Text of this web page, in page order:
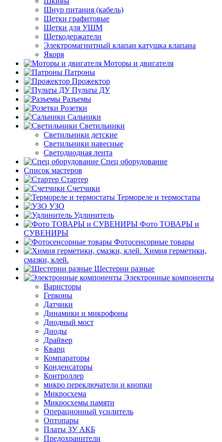
Шнур питания (кабель)
Щетки графитовые
Щетки для УШМ
Щеткодержатели
Электромагнитный клапан катушка клапана
Якоря
Моторы и двигателя
Патроны
Прожектор
Пульты ДУ
Разъемы
Розетки
Сальники
Светильники
Светильники детские
Светильники навесные
Светодиодная лента
Спец оборудование
Список мастеров
Стартер
Счетчики
Термореле и термостаты
УЗО
Удлинитель
Фото ТОВАРЫ и
СУВЕНИРЫ
Фотосенсорные товары
Химия герметики,
смазки, клей.
Шестерни разные
Электронные компоненты
Варисторы
Герконы
Датчики
Динамики и микрофоны
Диодный мост
Диоды
Драйвер
Кварц
Компараторы
Конденсаторы
Контроллер
микро переключатели и кнопки
Микросхема
Микросхемы памяти
Операционный усилитель
Оптопары
Платы ЗУ АКБ
Предохранители